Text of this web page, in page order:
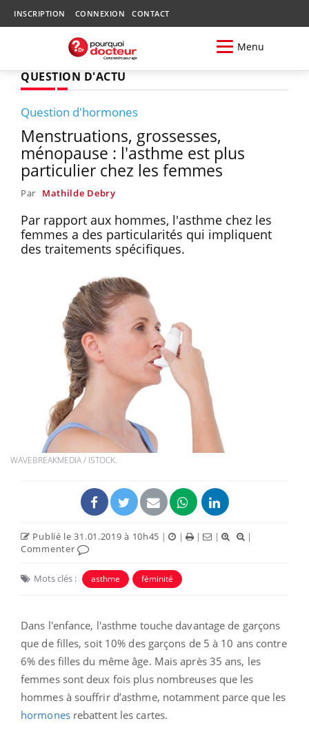
INSCRIPTION CONNEXION CONTACT
Menu
QUESTION D'ACTU
Question d'hormones
Menstruations, grossesses,
ménopause : l'asthme est plus
particulier chez les femmes
Par Mathilde Debry
Par rapport aux hommes, l'asthme chez les
femmes a des particularités qui impliquent
des traitements spécifiques.
WAVEBREAKMEDIA / ISTOCK.
Publié le 31.01.2019 à 10h45 | | | |
|
Commenter
Mots clés : asthme féminité
Dans l'enfance, l'asthme touche davantage de garçons
que de filles, soit 10% des garçons de 5 à 10 ans contre
6% des filles du même âge. Mais après 35 ans, les
femmes sont deux fois plus nombreuses que les
hommes à souffrir d’asthme, notamment parce que les
hormonesrebattent les cartes.